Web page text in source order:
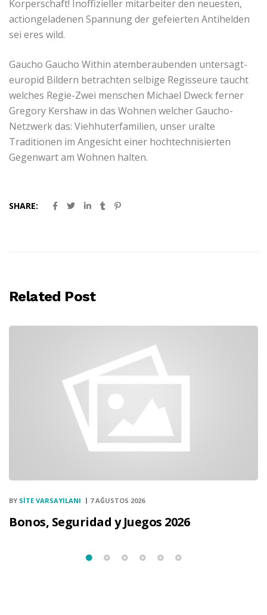
Korperschaft! Inoffizieller mitarbeiter den neuesten,
actiongeladenen Spannung der gefeierten Antihelden
sei eres wild.
Gaucho Gaucho Within atemberaubenden untersagt-
europid Bildern betrachten selbige Regisseure taucht
welches Regie-Zwei menschen Michael Dweck ferner
Gregory Kershaw in das Wohnen welcher Gaucho-
Netzwerk das: Viehhuterfamilien, unser uralte
Traditionen im Angesicht einer hochtechnisierten
Gegenwart am Wohnen halten.
SHARE:
Related Post
BY SITE VARSAYILANI 7 AĞUSTOS 2026
Bonos, Seguridad y Juegos 2026